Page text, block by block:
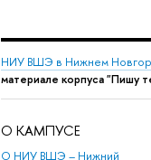
НИУ ВШЭ в Нижнем
материале корпуса "Пишу
О КАМПУСЕ
О НИУ ВШЭ – Нижний